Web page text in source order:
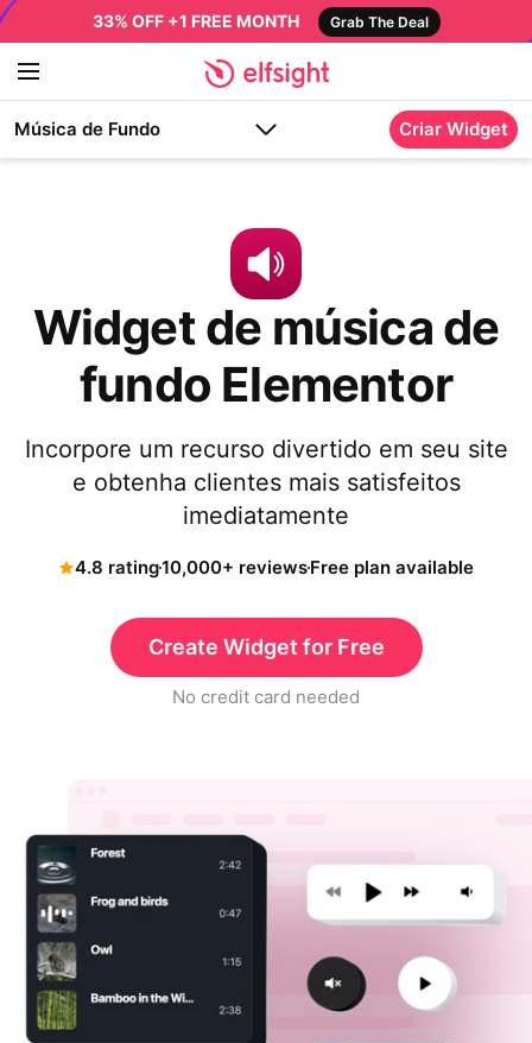
33% OFF +1 FREE MONTH Grab The Deal
Música de Fundo Criar Widget
Widget de música de
fundo Elementor
Incorpore um recurso divertido em seu site
e obtenha clientes mais satisfeitos
imediatamente
4.8 rating10,000+ reviewsFree plan available
Create Widget for Free
No credit card needed